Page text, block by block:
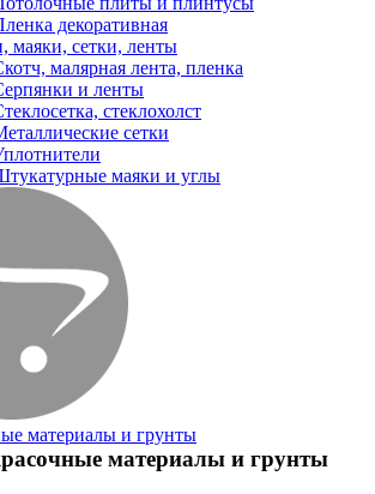
декоративная
маяки, сетки, ленты
малярная лента, пленка
и ленты
стеклохолст
сетки
маяки и углы
материалы и грунты
материалы и грунты